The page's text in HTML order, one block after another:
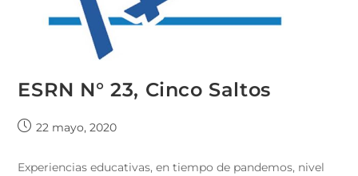
ESRN N° 23, Cinco Saltos
22 mayo, 2020
Experiencias educativas, en tiempo de pandemos, nivel